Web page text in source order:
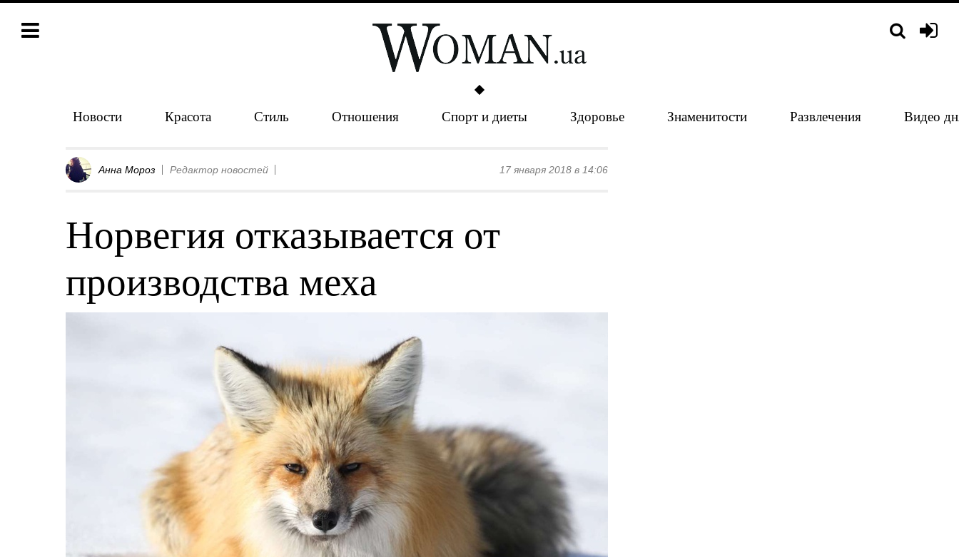
Новости Красота Стиль Отношения Спорт и диеты Здоровье Знаменитости Развлечения Видео
Анна Мороз Редактор новостей 17 января 2018 в 14:06
Норвегия отказывается от
производства меха